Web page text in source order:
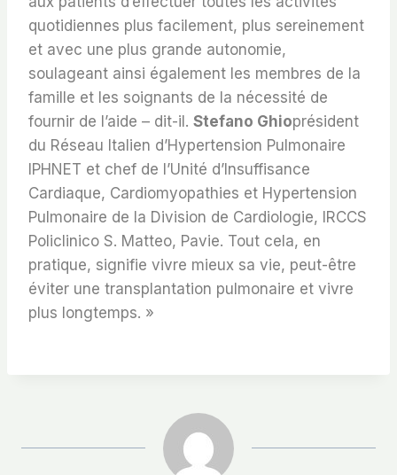
quotidiennes plus facilement, plus sereinement
et avec une plus grande autonomie,
soulageant ainsi également les membres de la
famille et les soignants de la nécessité de
fournir de l’aide – dit-il. Stefano Ghioprésident
du Réseau Italien d’Hypertension Pulmonaire
IPHNET et chef de l’Unité d’Insuffisance
Cardiaque, Cardiomyopathies et Hypertension
Pulmonaire de la Division de Cardiologie, IRCCS
Policlinico S. Matteo, Pavie. Tout cela, en
pratique, signifie vivre mieux sa vie, peut-être
éviter une transplantation pulmonaire et vivre
plus longtemps. »